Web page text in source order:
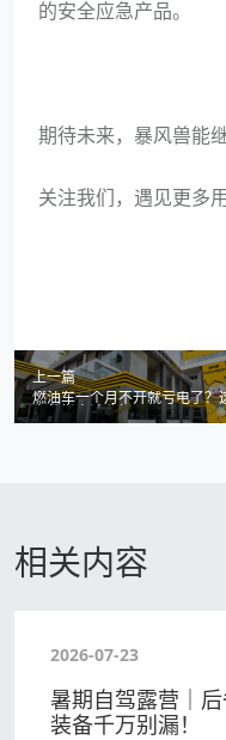
的安全应急产品。
期待未来，暴风兽能
关注我们，遇见更多
上一篇
燃油车一个月不开就亏电了？
自救指南请收好！
相关内容
2026-07-23
暑期自驾露营｜
装备千万别漏！